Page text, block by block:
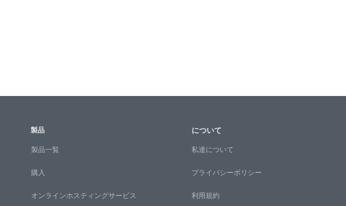
製品
製品一覧
購入
オンラインホスティングサービス
について
私達について
プライバシーポリシー
利用規約